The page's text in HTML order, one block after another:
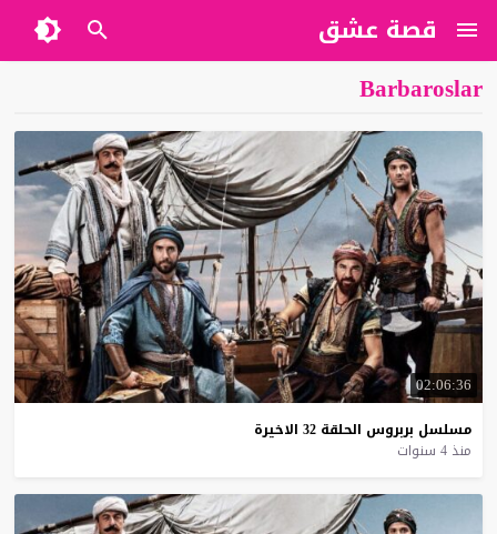
قصة عشق
Barbaroslar
02:06:36
مسلسل بربروس الحلقة 32 الاخيرة
منذ 4 سنوات